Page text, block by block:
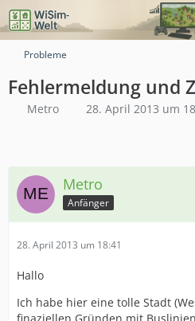
Probleme
Fehlermeldung und
Metro 28. April 2013 um
Metro
Anfänger
28. April 2013 um 18:41
Hallo
Ich habe hier eine tolle Stadt